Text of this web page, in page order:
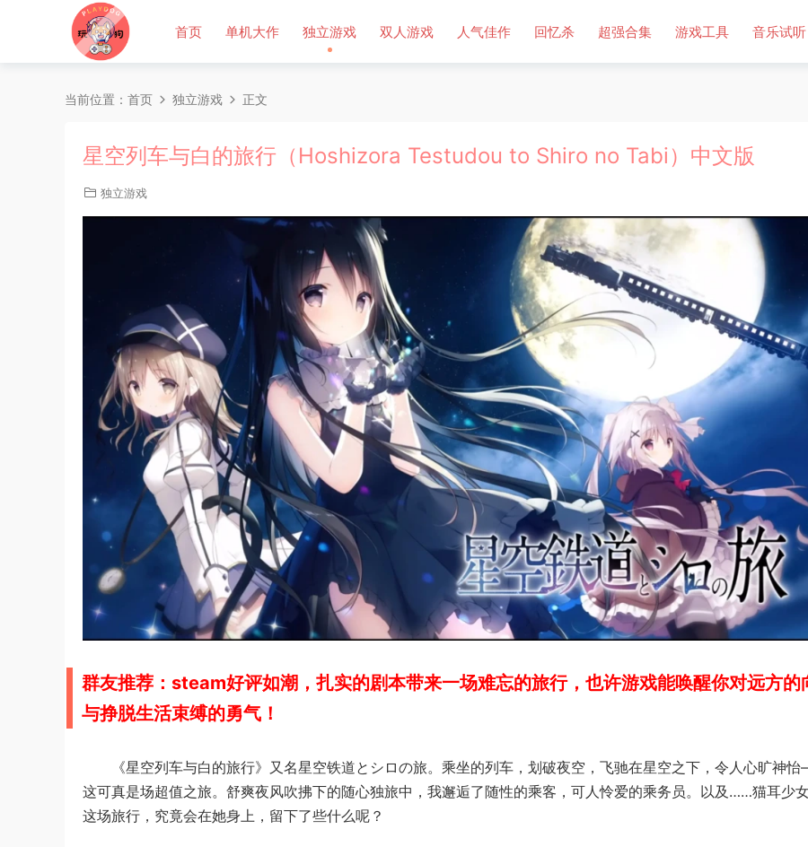
首页 单机大作 独立游戏 双人游戏 人气佳作 回忆杀 超强合集 游戏工具 音乐试听
当前位置： 首页 独立游戏 正文
星空列车与白的旅行（Hoshizora Testudou to Shiro no Tabi）中文版
独立游戏
群友推荐：steam好评如潮，扎实的剧本带来一场难忘的旅行，也许游戏能唤醒你对远方的
与挣脱生活束缚的勇气！
《星空列车与白的旅行》又名星空铁道とシロの旅。 乘坐的列车，划破夜空，飞驰在星空之下，令人心旷神
这可真是场超值之旅。舒爽夜风吹拂下的随心独旅中，我邂逅了随性的乘客，可人怜爱的乘务员。以及……猫耳少
这场旅行，究竟会在她身上，留下了些什么呢？